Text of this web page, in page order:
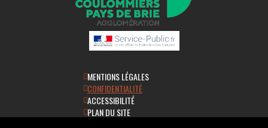
MENTIONS LÉGALES
CONFIDENTIALITÉ
ACCESSIBILITÉ
PLAN DU SITE